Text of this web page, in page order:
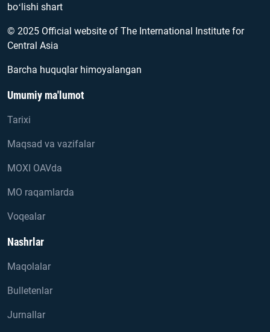
boʻlishi shart
© 2025 Official website of The International Institute for
Central Asia
Barcha huquqlar himoyalangan
Umumiy ma'lumot
Tarixi
Maqsad va vazifalar
MOXI OAVda
MO raqamlarda
Voqealar
Nashrlar
Maqolalar
Bulletenlar
Jurnallar